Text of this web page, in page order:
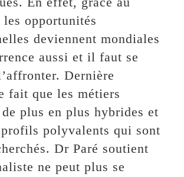
opportunités
deviennent mondiales
aussi et il faut se
Dernière
fait que les métiers
plus en plus hybrides et
polyvalents qui sont
Dr Paré soutient
ne peut plus se